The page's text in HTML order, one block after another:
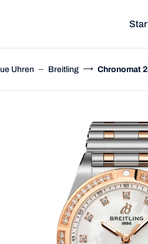
Uhren Breitling Chronomat